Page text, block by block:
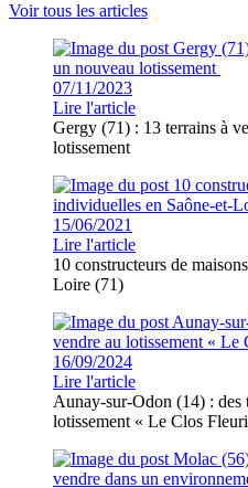
Voir tous les articles
07/11/2023
Lire l'article
Gergy (71) : 13 terrains à
lotissement
15/06/2021
Lire l'article
10 constructeurs de
Loire (71)
16/09/2024
Lire l'article
Aunay-sur-Odon (14) : des
lotissement « Le Clos